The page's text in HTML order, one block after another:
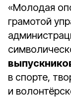
«Молодая
грамотой
в спорте,
и